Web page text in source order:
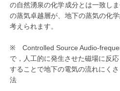
の自然湧泉の化学成分とは一致し
の蒸気卓越層が、地下の蒸気の化
考えられます。
※ Controlled Source Audio-
で，人工的に発生させた磁場に反
することで地下の電気の流れにく
法